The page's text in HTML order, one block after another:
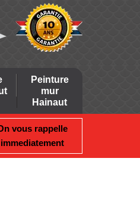
Peinture
mur
Hainaut
vous rappelle
immediatement